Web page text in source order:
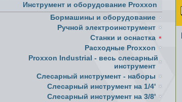
Инструмент и оборудование Proxxon
Бормашины и оборудование
Ручной электроинструмент
Cтанки и оснастка
Расходные Proxxon
Proxxon Industrial - весь слесарный
инструмент
Слесарный инструмент - наборы
Слесарный инструмент на 1/4'
Слесарный инструмент на 3/8'